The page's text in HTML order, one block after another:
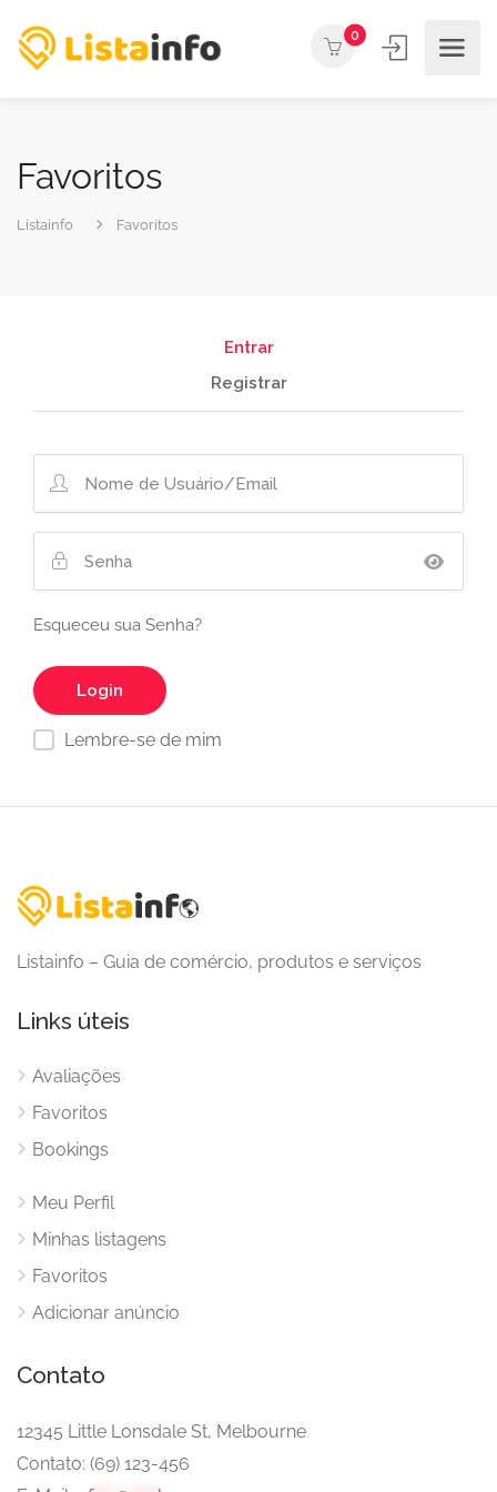
0
Favoritos
Listainfo Favoritos
Entrar
Registrar
Esqueceu sua Senha?
Lembre-se de mim
Listainfo – Guia de comércio, produtos e serviços
Links úteis
Avaliações
Favoritos
Bookings
Meu Perfil
Minhas listagens
Favoritos
Adicionar anúncio
Contato
12345 Little Lonsdale St, Melbourne
Contato: (69) 123-456